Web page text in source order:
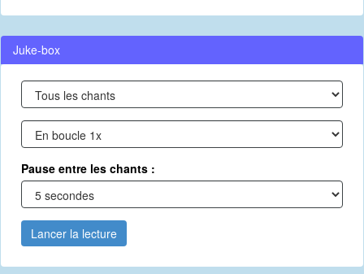
Juke-box
Pause entre les chants :
Lancer la lecture